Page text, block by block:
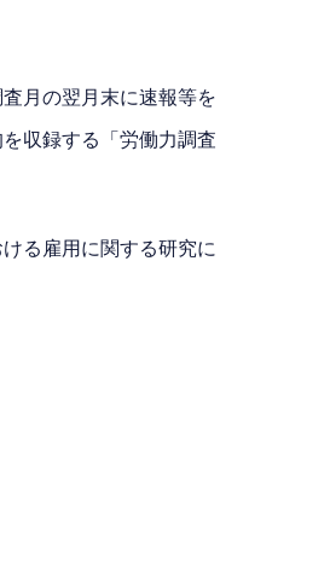
月の翌月末に速報等を
収録する「労働力調査
る雇用に関する研究に